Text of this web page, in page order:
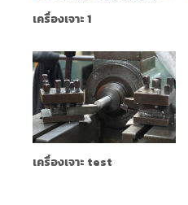
เครื่องเจาะ 1
เครื่องเจาะ test